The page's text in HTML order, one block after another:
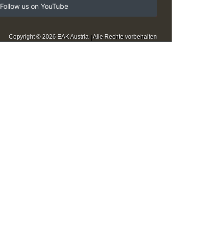
Follow us on YouTube
Copyright © 2026 EAK Austria | Alle Rechte vorbehalten